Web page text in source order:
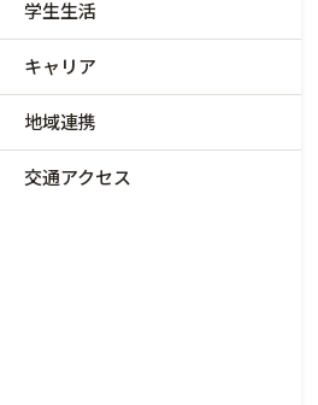
学生生活
キャリア
地域連携
交通アクセス